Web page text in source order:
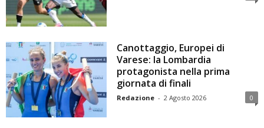
Canottaggio, Europei di
Varese: la Lombardia
protagonista nella prima
giornata di finali
Redazione - 2 Agosto 2026 0